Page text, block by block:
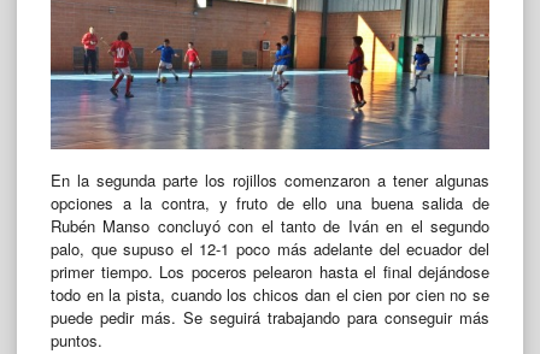
En la segunda parte los rojillos comenzaron a tener algunas
opciones a la contra, y fruto de ello una buena salida de
Rubén Manso concluyó con el tanto de Iván en el segundo
palo, que supuso el 12-1 poco más adelante del ecuador del
primer tiempo. Los poceros pelearon hasta el final dejándose
todo en la pista, cuando los chicos dan el cien por cien no se
puede pedir más. Se seguirá trabajando para conseguir más
puntos.